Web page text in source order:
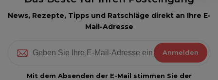
News, Rezepte, Tipps und Ratschläge direkt an Ihre E-
Mail-Adresse
Anmelden
Mit dem Absenden der E-Mail stimmen Sie der